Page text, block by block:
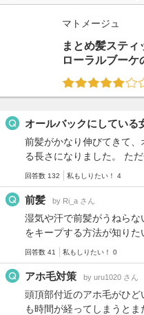
マトメージュ
まとめ髪ステ
ローラルブーケ
オールバックにしている
前髪がかなり伸びてきて
る長さになりました。 た
回答数 132 私もしりたい！ 4
前髪 by Ri_a さん
湿気や汗で前髪がうねら
をキープする方法が知りた
回答数 41 私もしりたい！ 0
アホ毛対策 by uru1020 さん
頭頂部付近のアホ毛がひ
も時間が経ってしまうとま